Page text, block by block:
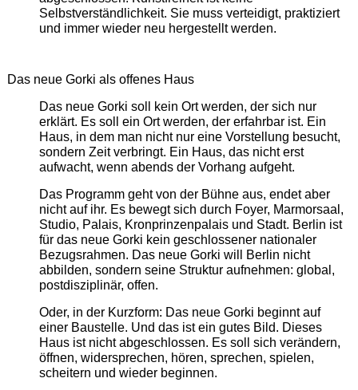
Selbstverständlichkeit. Sie muss verteidigt, praktiziert
und immer wieder neu hergestellt werden.
Das neue Gorki als offenes Haus
Das neue Gorki soll kein Ort werden, der sich nur
erklärt. Es soll ein Ort werden, der erfahrbar ist. Ein
Haus, in dem man nicht nur eine Vorstellung besucht,
sondern Zeit verbringt. Ein Haus, das nicht erst
aufwacht, wenn abends der Vorhang aufgeht.
Das Programm geht von der Bühne aus, endet aber
nicht auf ihr. Es bewegt sich durch Foyer, Marmorsaal,
Studio, Palais, Kronprinzenpalais und Stadt. Berlin ist
für das neue Gorki kein geschlossener nationaler
Bezugsrahmen. Das neue Gorki will Berlin nicht
abbilden, sondern seine Struktur aufnehmen: global,
postdisziplinär, offen.
Oder, in der Kurzform: Das neue Gorki beginnt auf
einer Baustelle. Und das ist ein gutes Bild. Dieses
Haus ist nicht abgeschlossen. Es soll sich verändern,
öffnen, widersprechen, hören, sprechen, spielen,
scheitern und wieder beginnen.